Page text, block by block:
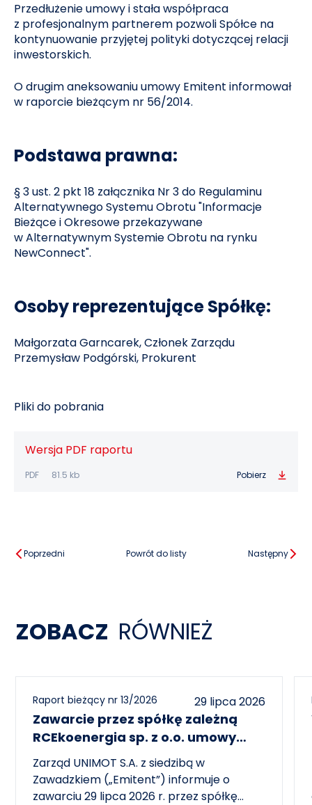
Przedłużenie umowy i stała współpraca
z profesjonalnym partnerem pozwoli Spółce na
kontynuowanie przyjętej polityki dotyczącej relacji
inwestorskich.
O drugim aneksowaniu umowy Emitent informował
w raporcie bieżącym nr 56/2014.
Podstawa prawna:
§ 3 ust. 2 pkt 18 załącznika Nr 3 do Regulaminu
Alternatywnego Systemu Obrotu "Informacje
Bieżące i Okresowe przekazywane
w Alternatywnym Systemie Obrotu na rynku
NewConnect".
Osoby reprezentujące Spółkę:
Małgorzata Garncarek, Członek Zarządu
Przemysław Podgórski, Prokurent
Pliki do pobrania
Wersja PDF raportu
PDF 81.5 kb Pobierz
Poprzedni Powrót do listy Następny
ZOBACZ RÓWNIEŻ
Raport bieżący nr 13/2026 29 lipca 2026
Zawarcie przez spółkę zależną
RCEkoenergia sp. z o.o. umowy
wieloletniej na sprzedaż ciepła do
miasta Czechowice-Dziedzice
Zarząd UNIMOT S.A. z siedzibą w
Zawadzkiem („Emitent”) informuje o
zawarciu 29 lipca 2026 r. przez spółkę